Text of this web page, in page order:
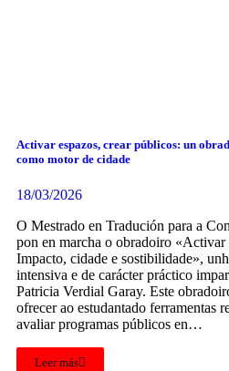
Activar espazos, crear públicos: un
como motor de cidade
18/03/2026
O Mestrado en Tradución para a
pon en marcha o obradoiro «Activar
Impacto, cidade e sostibilidade»,
intensiva e de carácter práctico
Patricia Verdial Garay. Este
ofrecer ao estudantado ferramentas
avaliar programas públicos en…
Leer más